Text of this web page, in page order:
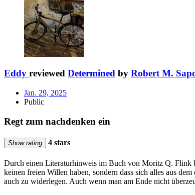
Eddy reviewed Determined by Robert M.
Jan. 29, 2025
Public
Regt zum nachdenken ein
Show rating 4 stars
Durch einen Literaturhinweis im Buch von Moritz Q. Flink
keinen freien Willen haben, sondern dass sich alles aus
auch zu widerlegen. Auch wenn man am Ende nicht